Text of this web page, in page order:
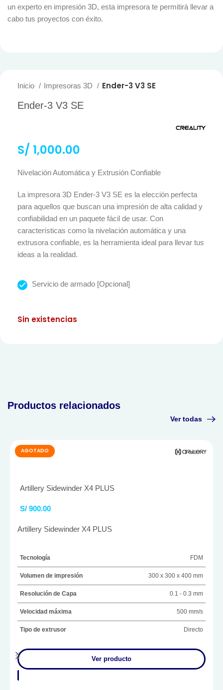
un experto en impresión 3D, esta impresora te permitirá llevar a
cabo tus proyectos con éxito.
Inicio Impresoras 3D Ender-3 V3 SE
Ender-3 V3 SE
S/ 1,000.00
Nivelación Automática y Extrusión Confiable
La impresora 3D Ender-3 V3 SE es la elección perfecta
para aquellos que buscan una impresión de alta calidad y
confiabilidad en un paquete fácil de usar. Con
características como la nivelación automática y una
extrusora confiable, es la herramienta ideal para llevar tus
ideas a la realidad.
Servicio de armado [Opcional]
Sin existencias
Productos relacionados
Ver todas
AGOTADO
Artillery Sidewinder X4 PLUS
S/ 900.00
Artillery Sidewinder X4 PLUS
Tecnología FDM
Volumen de impresión 300 x 300 x 400 mm
Resolución de Capa 0.1 - 0.3 mm
Velocidad máxima 500 mm/s
Tipo de extrusor Directo
Ver producto